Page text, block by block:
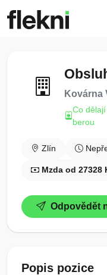
Kovárna
Co
berou
Zlín
Mzda od 27328
Odpovědět
Popis pozice